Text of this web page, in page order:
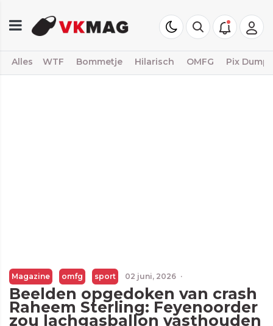
Alles WTF Bommetje Hilarisch OMFG Pix Dump
Magazine omfg sport 02 juni, 2026 ·
Beelden opgedoken van crash
Raheem Sterling: Feyenoorder
zou lachgasballon vasthouden